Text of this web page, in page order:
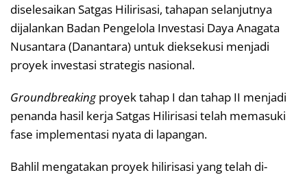
diselesaikan Satgas Hilirisasi, tahapan selanjutnya
dijalankan Badan Pengelola Investasi Daya Anagata
Nusantara (Danantara) untuk dieksekusi menjadi
proyek investasi strategis nasional.
Groundbreakingproyek tahap I dan tahap II menjadi
penanda hasil kerja Satgas Hilirisasi telah memasuki
fase implementasi nyata di lapangan.
Bahlil mengatakan proyek hilirisasi yang telah di-